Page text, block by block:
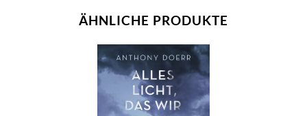
ÄHNLICHE PRODUKTE